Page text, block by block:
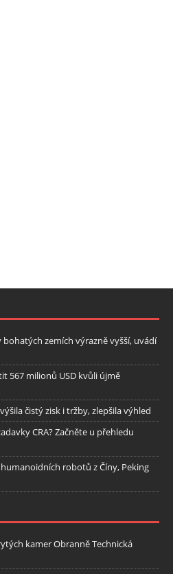
bohatých zemích výrazně vyšší, uvádí
567 milionů USD kvůli újmě
čistý zisk i tržby, zlepšila výhled
CRA? Začněte u přehledu
robotů z Číny, Peking
kamer Obranně Technická